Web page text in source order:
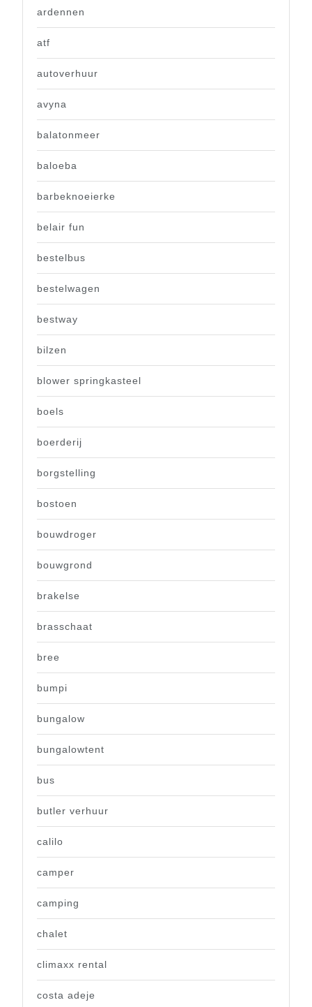
ardennen
atf
autoverhuur
avyna
balatonmeer
baloeba
barbeknoeierke
belair fun
bestelbus
bestelwagen
bestway
bilzen
blower springkasteel
boels
boerderij
borgstelling
bostoen
bouwdroger
bouwgrond
brakelse
brasschaat
bree
bumpi
bungalow
bungalowtent
bus
butler verhuur
calilo
camper
camping
chalet
climaxx rental
costa adeje